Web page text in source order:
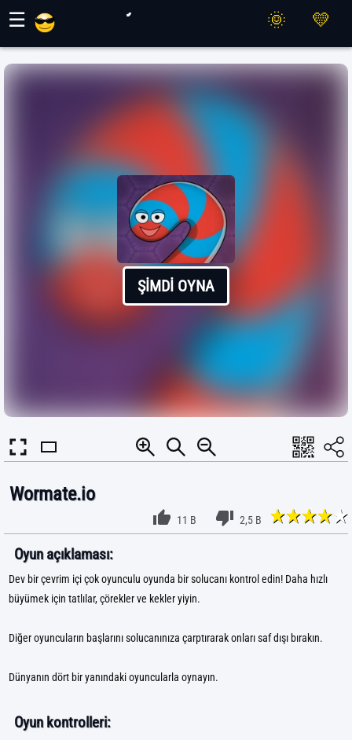
☰
ŞIMDI OYNA
Wormate.io
11 B 2,5 B
Oyun açıklaması:
Dev bir çevrim içi çok oyunculu oyunda bir solucanı kontrol edin! Daha hızlı
büyümek için tatlılar, çörekler ve kekler yiyin.
Diğer oyuncuların başlarını solucanınıza çarptırarak onları saf dışı bırakın.
Dünyanın dört bir yanındaki oyuncularla oynayın.
Oyun kontrolleri: